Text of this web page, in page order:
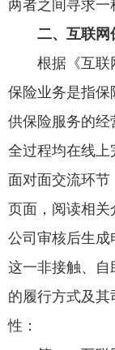
两者之间寻求一
二、互联网
根据《互联
保险业务是指保
供保险服务的经
全过程均在线
面对面交流环
页面，阅读相关
公司审核后生成
这一非接触、自
的履行方式及
性：